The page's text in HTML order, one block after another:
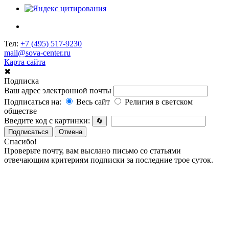
Тел: +7 (495) 517-9230
mail@sova-center.ru
Карта сайта
✖
Подписка
Ваш адрес электронной почты
Подписаться на:
Весь сайт
Религия в светском
обществе
Введите код с картинки:
🔄
Подписаться
Отмена
Спасибо!
Проверьте почту, вам выслано письмо со статьями
отвечающим критериям подписки за последние трое суток.